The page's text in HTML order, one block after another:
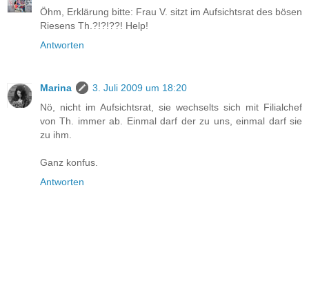
Öhm, Erklärung bitte: Frau V. sitzt im Aufsichtsrat des bösen
Riesens Th.?!?!??! Help!
Antworten
Marina
3. Juli 2009 um 18:20
Nö, nicht im Aufsichtsrat, sie wechselts sich mit Filialchef
von Th. immer ab. Einmal darf der zu uns, einmal darf sie
zu ihm.
Ganz konfus.
Antworten